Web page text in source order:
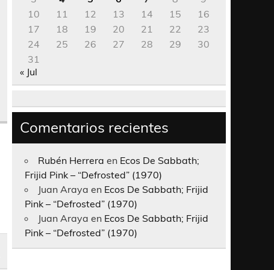
10
11 12 13 14 15
16
17
18 19 20 21 22
23
24
25 26 27 28 29
30
31
« Jul
Comentarios recientes
Rubén Herrera en Ecos De Sabbath;
Frijid Pink – “Defrosted” (1970)
Juan Araya en Ecos De Sabbath; Frijid
Pink – “Defrosted” (1970)
Juan Araya en Ecos De Sabbath; Frijid
Pink – “Defrosted” (1970)